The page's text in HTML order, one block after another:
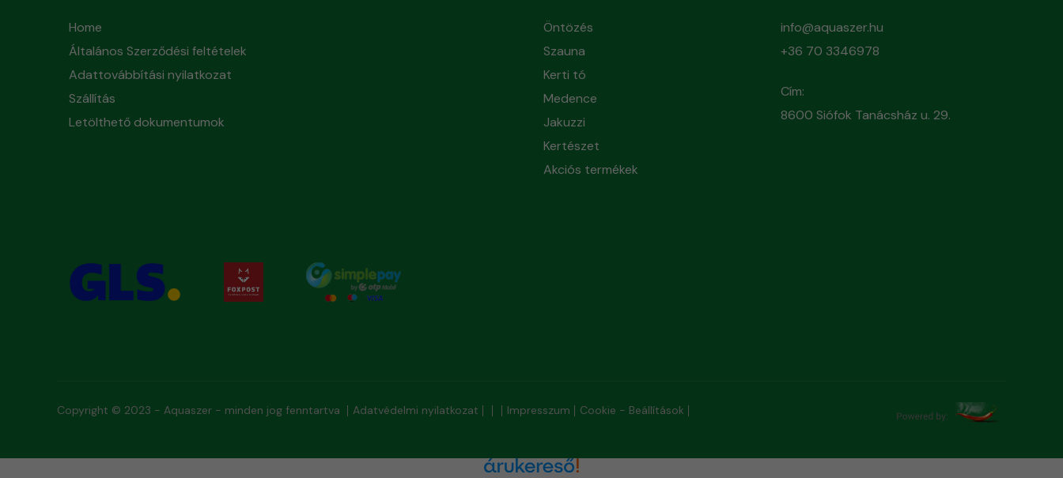
Home
Általános Szerződési feltételek
Adattovábbítási nyilatkozat
Szállítás
Letölthető dokumentumok
Öntözés
Szauna
Kerti tó
Medence
Jakuzzi
Kertészet
Akciós termékek
info@aquaszer.hu
+36 70 3346978
Cím:
8600 Siófok Tanácsház u. 29.
Copyright © 2023 - Aquaszer - minden jog fenntartva Adatvédelmi nyilatkozat Impresszum Cookie - Beállítások